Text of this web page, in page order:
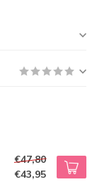
€47,80
€43,95